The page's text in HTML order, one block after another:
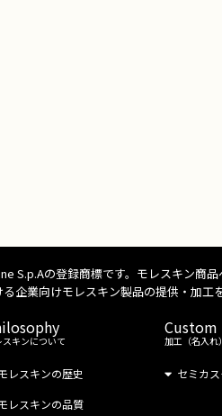
S.p.Aの登録商標です。モレスキン商
企業向けモレスキン製品の提供・加
スキンについて
レスキンの歴史
レスキンの品質
Custom
加工（名入れ
セミカ